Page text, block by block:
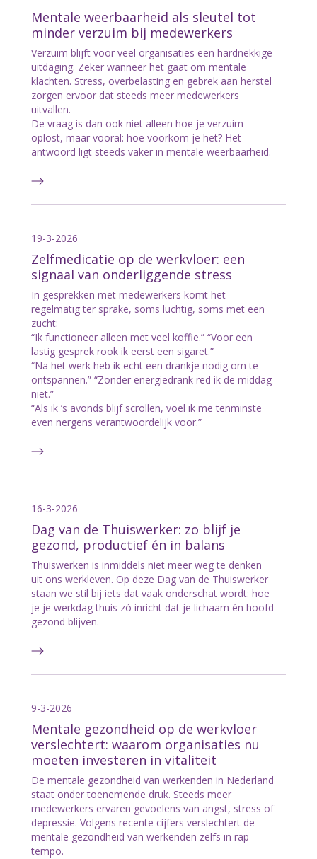
Mentale weerbaarheid als sleutel tot
minder verzuim bij medewerkers
Verzuim blijft voor veel organisaties een hardnekkige
uitdaging. Zeker wanneer het gaat om mentale
klachten. Stress, overbelasting en gebrek aan herstel
zorgen ervoor dat steeds meer medewerkers
uitvallen.
De vraag is dan ook niet alleen hoe je verzuim
oplost, maar vooral: hoe voorkom je het? Het
antwoord ligt steeds vaker in mentale weerbaarheid.
19-3-2026
Zelfmedicatie op de werkvloer: een
signaal van onderliggende stress
In gesprekken met medewerkers komt het
regelmatig ter sprake, soms luchtig, soms met een
zucht:
“Ik functioneer alleen met veel koffie.” “Voor een
lastig gesprek rook ik eerst een sigaret.”
“Na het werk heb ik echt een drankje nodig om te
ontspannen.” “Zonder energiedrank red ik de middag
niet.”
“Als ik ’s avonds blijf scrollen, voel ik me tenminste
even nergens verantwoordelijk voor.”
16-3-2026
Dag van de Thuiswerker: zo blijf je
gezond, productief én in balans
Thuiswerken is inmiddels niet meer weg te denken
uit ons werkleven. Op deze Dag van de Thuiswerker
staan we stil bij iets dat vaak onderschat wordt: hoe
je je werkdag thuis zó inricht dat je lichaam én hoofd
gezond blijven.
9-3-2026
Mentale gezondheid op de werkvloer
verslechtert: waarom organisaties nu
moeten investeren in vitaliteit
De mentale gezondheid van werkenden in Nederland
staat onder toenemende druk. Steeds meer
medewerkers ervaren gevoelens van angst, stress of
depressie. Volgens recente cijfers verslechtert de
mentale gezondheid van werkenden zelfs in rap
tempo.